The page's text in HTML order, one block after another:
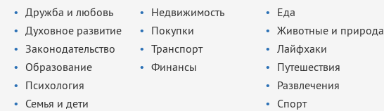
Дружба и любовь
Духовное развитие
Законодательство
Образование
Психология
Семья и дети
Недвижимость
Покупки
Транспорт
Финансы
Еда
Животные и природа
Лайфхаки
Путешествия
Развлечения
Спорт